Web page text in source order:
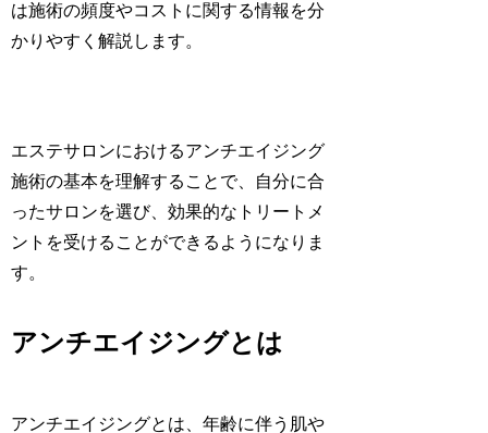
は施術の頻度やコストに関する情報を分
かりやすく解説します。
エステサロンにおけるアンチエイジング
施術の基本を理解することで、自分に合
ったサロンを選び、効果的なトリートメ
ントを受けることができるようになりま
す。
アンチエイジングとは
アンチエイジングとは、年齢に伴う肌や